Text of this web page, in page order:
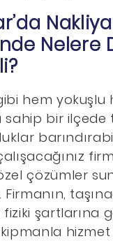
Nelere
hem yokuşlu
sahip bir ilçede
çözümler
şartlarına
hizmet